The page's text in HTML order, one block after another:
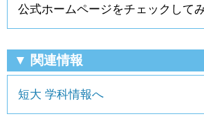
公式ホームページをチェックして
▼ 関連情報
短大 学科情報へ